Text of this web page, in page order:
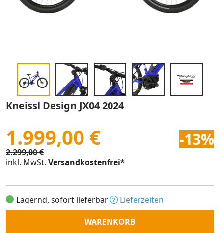
Kneissl Design JX04 2024
1.999,00 € -13%
2.299,00 €
inkl. MwSt. Versandkostenfrei*
Lagernd, sofort lieferbar
Lieferzeiten
Anzahl
WARENKORB